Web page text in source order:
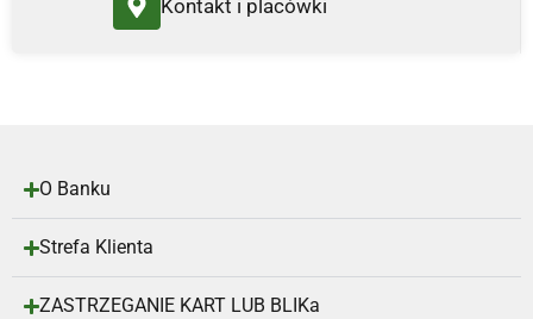
Kontakt i placówki
O Banku
Strefa Klienta
ZASTRZEGANIE KART LUB BLIKa